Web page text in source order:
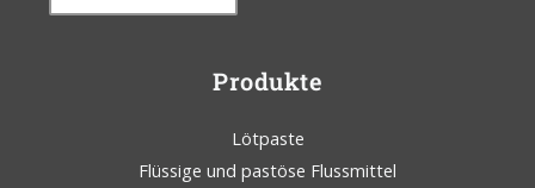
Produkte
Lötpaste
Flüssige und pastöse Flussmittel